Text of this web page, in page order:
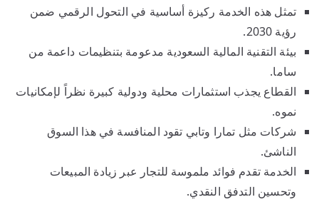
تمثل هذه الخدمة ركيزة أساسية في التحول الرقمي ضمن
رؤية 2030.
بيئة التقنية المالية السعودية مدعومة بتنظيمات داعمة من
ساما.
القطاع يجذب استثمارات محلية ودولية كبيرة نظراً لإمكانيات
نموه.
شركات مثل تمارا وتابي تقود المنافسة في هذا السوق
الناشئ.
الخدمة تقدم فوائد ملموسة للتجار عبر زيادة المبيعات
وتحسين التدفق النقدي.